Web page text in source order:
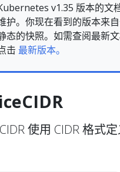
v1.35 版本的文
护。你现在看到的版本来
态的快照。如需查阅最新
击 最新版本。
使用 CIDR 格式